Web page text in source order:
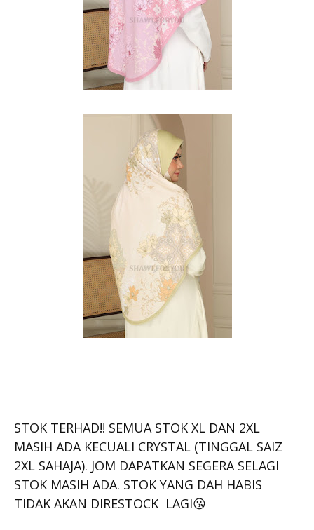
STOK TERHAD!! SEMUA STOK XL DAN 2XL
MASIH ADA KECUALI CRYSTAL (TINGGAL SAIZ
2XL SAHAJA). JOM DAPATKAN SEGERA SELAGI
STOK MASIH ADA. STOK YANG DAH HABIS
TIDAK AKAN DIRESTOCK LAGI😘